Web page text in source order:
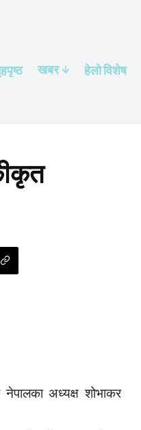
खबर हेलाे विशेष
अध्यक्ष शोभाकर